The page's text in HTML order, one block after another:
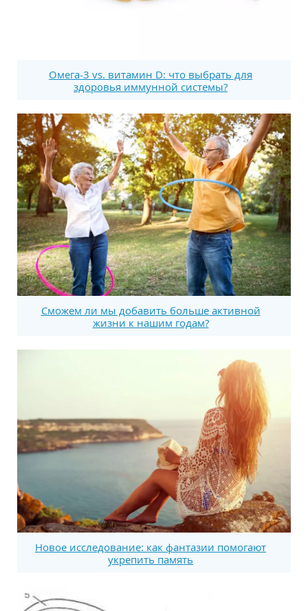
Омега-3 vs. витамин D: что выбрать для
здоровья иммунной системы?
Сможем ли мы добавить больше активной
жизни к нашим годам?
Новое исследование: как фантазии помогают
укрепить память